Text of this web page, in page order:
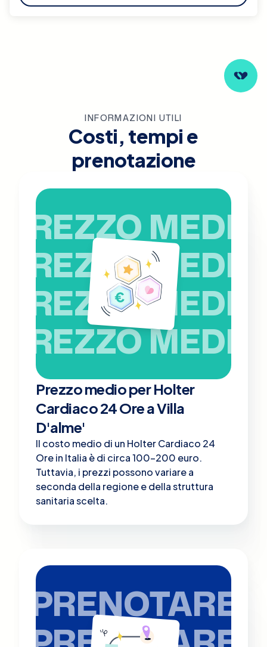
INFORMAZIONI UTILI
Costi, tempi e
prenotazione
PREZZO MEDIO
PREZZO MEDIO
PREZZO MEDIO
PREZZO MEDIO
Prezzo medio per Holter
Cardiaco 24 Ore a Villa
D'alme'
Il costo medio di un Holter Cardiaco 24
Ore in Italia è di circa 100-200 euro.
Tuttavia, i prezzi possono variare a
seconda della regione e della struttura
sanitaria scelta.
PRENOTARE